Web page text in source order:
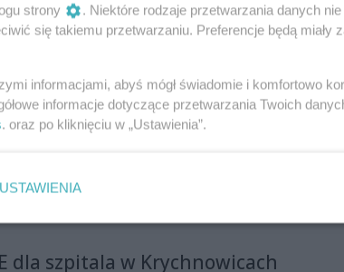
Akademii Rozwoju Regionalnego
konferencji prasowej: dr Aneta Śledź z
Frankowski z Mazowieckiej Jednostki
Unijnych oraz wicemarszałek Mazowsza -
akademia przeprowadzi cykl szkoleń z zakresu
o dofinansowanie z Unii Europejskiej w
na ekologiczne inwestycje
Św. Filipa Neri oraz Nasielski Ośrodek Kultury
otrzymają dofinansowanie w wysokości 4 mln 465
modernizację instalacji grzewczo -
Umowę w tej sprawie podpisali:
zł z UE dla szpitala w Krychnowicach
strony
. Niektóre rodzaje przetwarzania danych
się takiemu przetwarzaniu. Preferencje będą miały
informacjami, abyś mógł świadomie i komfortowo
informacje dotyczące przetwarzania Twoich
. oraz po kliknięciu w „Ustawienia”.
USTAWIENIA